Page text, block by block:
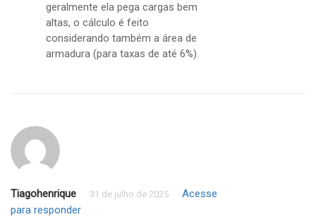
geralmente ela pega cargas bem
altas, o cálculo é feito
considerando também a área de
armadura (para taxas de até 6%).
Tiagohenrique 31 de julho de 2025
Acesse
para responder